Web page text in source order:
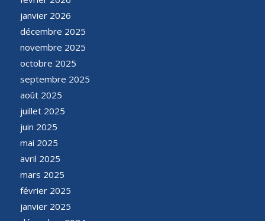
janvier 2026
décembre 2025
novembre 2025
octobre 2025
septembre 2025
août 2025
juillet 2025
juin 2025
mai 2025
avril 2025
mars 2025
février 2025
janvier 2025